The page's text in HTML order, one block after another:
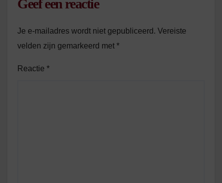
Geef een reactie
Je e-mailadres wordt niet gepubliceerd. Vereiste
velden zijn gemarkeerd met *
Reactie *